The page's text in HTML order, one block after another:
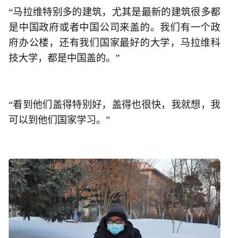
“马拉维特别多的建筑，尤其是最新的建筑很多都
是中国政府或者中国公司来盖的。我们有一个政
府办公楼，还有我们国家最好的大学，马拉维科
技大学，都是中国盖的。”
“看到他们盖得特别好，盖得也很快，我就想，我
可以到他们国家学习。”